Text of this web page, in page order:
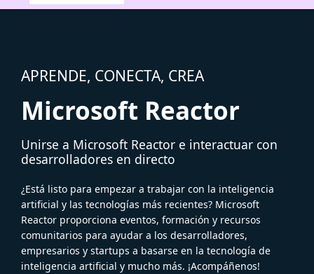
APRENDE, CONECTA, CREA
Microsoft Reactor
Unirse a Microsoft Reactor e interactuar con
desarrolladores en directo
¿Está listo para empezar a trabajar con la inteligencia
artificial y las tecnologías más recientes? Microsoft
Reactor proporciona eventos, formación y recursos
comunitarios para ayudar a los desarrolladores,
empresarios y startups a basarse en la tecnología de
inteligencia artificial y mucho más. ¡Acompáñenos!